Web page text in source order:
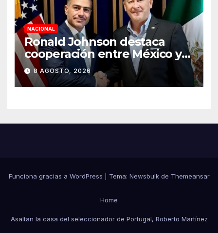
NACIONAL
Ronald Johnson destaca
cooperación entre México y
EU para la seguridad en
región aguacatera de
Michoacán
8 AGOSTO, 2026
Funciona gracias a WordPress Tema: Newsbulkde Themeansar
Home
Asaltan la casa del seleccionador de Portugal, Roberto Martínez